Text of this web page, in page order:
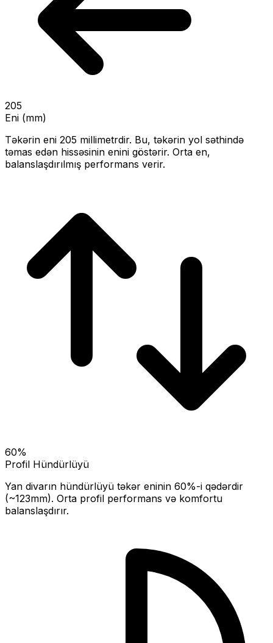
205
Eni (mm)
Təkərin eni 205 millimetrdir. Bu, təkərin yol səthində
təmas edən hissəsinin enini göstərir. Orta en,
balanslaşdırılmış performans verir.
60%
Profil Hündürlüyü
Yan divarın hündürlüyü təkər eninin 60%-i qədərdir
(~123mm). Orta profil performans və komfortu
balanslaşdırır.